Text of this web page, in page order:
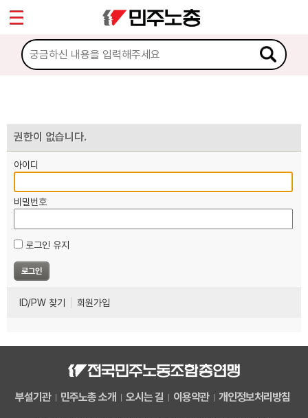
권한이 없습니다.
아이디
비밀번호
로그인 유지
ID/PW 찾기 회원가입
부설기관 민주노총 소개 오시는 길 이용약관 개인정보처리방침
마이페이지
소개
노동상담
자료
부설기관
업무